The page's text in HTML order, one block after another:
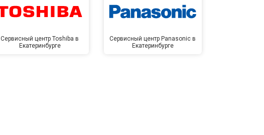
Сервисный центр Toshiba в
Екатеринбурге
Сервисный центр Panasonic в
Екатеринбурге